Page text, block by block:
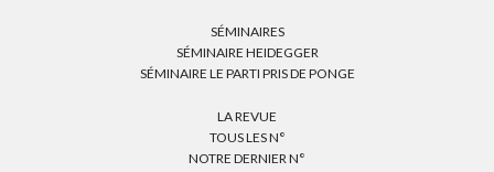
SÉMINAIRES
SÉMINAIRE HEIDEGGER
SÉMINAIRE LE PARTI PRIS DE PONGE
LA REVUE
TOUS LES N°
NOTRE DERNIER N°